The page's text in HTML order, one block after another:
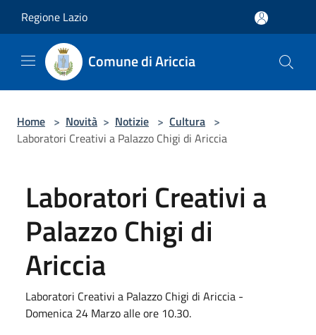
Regione Lazio
Comune di Ariccia
Home > Novità > Notizie > Cultura >
Laboratori Creativi a Palazzo Chigi di Ariccia
Laboratori Creativi a
Palazzo Chigi di
Ariccia
Laboratori Creativi a Palazzo Chigi di Ariccia -
Domenica 24 Marzo alle ore 10.30.